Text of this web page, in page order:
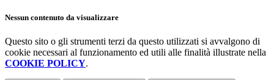
Nessun contenuto da visualizzare
Questo sito o gli strumenti terzi da questo utilizzati si avvalgono di
cookie necessari al funzionamento ed utili alle finalità illustrate nella
COOKIE POLICY.